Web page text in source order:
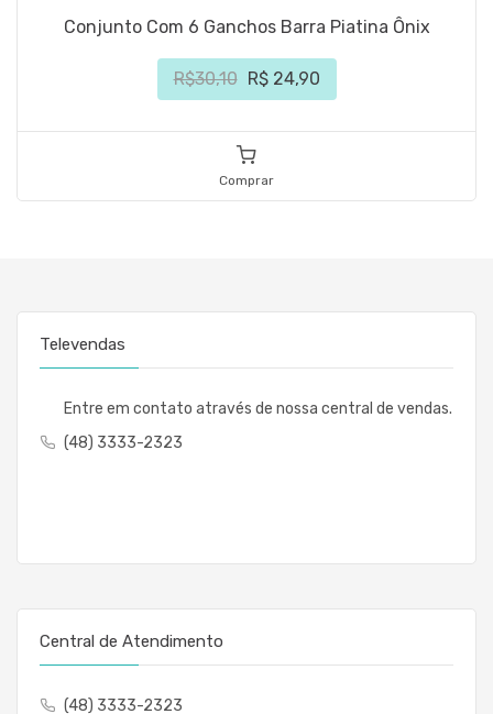
Conjunto Com 6 Ganchos Barra Piatina Ônix
R$30,10 R$ 24,90
Comprar
Televendas
Entre em contato através de nossa central de vendas.
(48) 3333-2323
Central de Atendimento
(48) 3333-2323